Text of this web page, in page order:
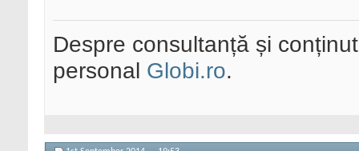
Despre consultanță și
personal Globi.ro.